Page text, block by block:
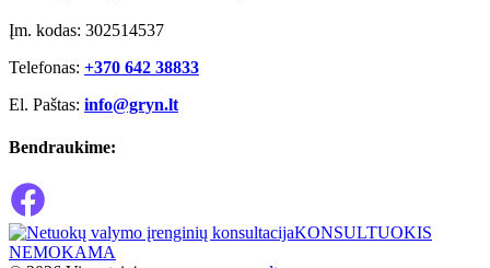
Įm. kodas: 302514537
Telefonas: +370 642 38833
El. Paštas: info@gryn.lt
Bendraukime:
KONSULTUOKIS
NEMOKAMA